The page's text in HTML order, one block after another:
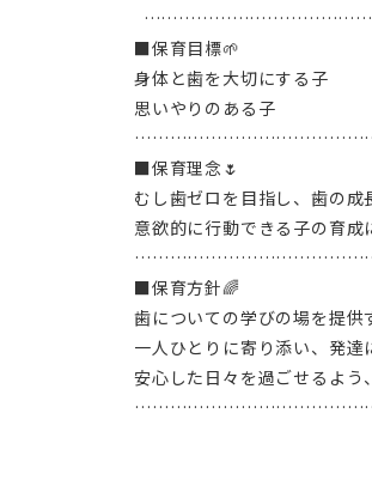
■保育目標🌱
身体と歯を大切にする子
思いやりのある子
■保育理念🌷
むし歯ゼロを目指し、歯の成
意欲的に行動できる子の育成
■保育方針🌈
歯についての学びの場を提供
一人ひとりに寄り添い、発達
安心した日々を過ごせるよう